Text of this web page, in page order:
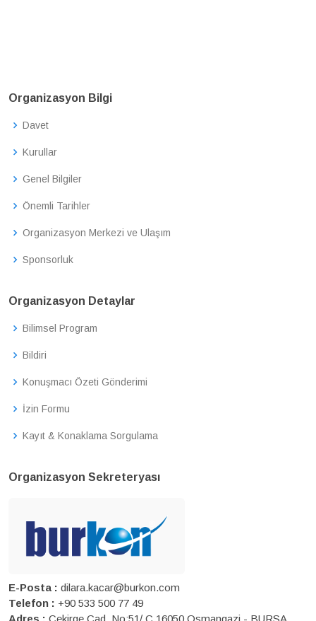
Organizasyon Bilgi
Davet
Kurullar
Genel Bilgiler
Önemli Tarihler
Organizasyon Merkezi ve Ulaşım
Sponsorluk
Organizasyon Detaylar
Bilimsel Program
Bildiri
Konuşmacı Özeti Gönderimi
İzin Formu
Kayıt & Konaklama Sorgulama
Organizasyon Sekreteryası
E-Posta : dilara.kacar@burkon.com
Telefon : +90 533 500 77 49
Adres : Çekirge Cad. No:51/ C 16050 Osmangazi - BURSA